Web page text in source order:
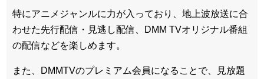
特にアニメジャンルに力が入っており、地上波放送に合
わせた先行配信・見逃し配信、DMM TVオリジナル番組
の配信などを楽しめます。
また、DMMTVのプレミアム会員になることで、見放題